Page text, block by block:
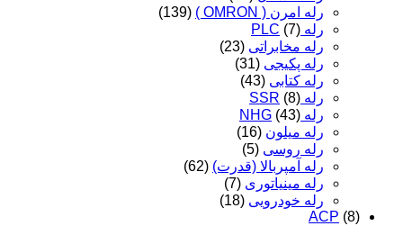
رله امرن ( OMRON )
(139)
رله PLC (7)
رله مخابراتی (23)
رله پکیجی (31)
رله کتابی (43)
رله SSR (8)
رله NHG (43)
رله میلون (16)
رله روسی (5)
رله آمپربالا (قدرت) (62)
رله مینیاتوری (7)
رله خودرویی (18)
ACP (8)